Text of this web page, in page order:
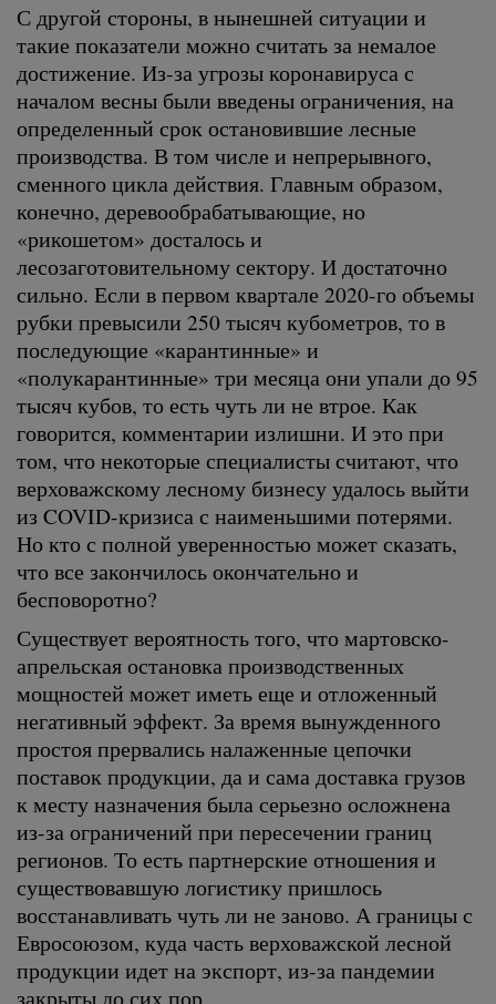
С другой стороны, в нынешней ситуации и
такие показатели можно считать за немалое
достижение. Из-за угрозы коронавируса с
началом весны были введены ограничения, на
определенный срок остановившие лесные
производства. В том числе и непрерывного,
сменного цикла действия. Главным образом,
конечно, деревообрабатывающие, но
«рикошетом» досталось и
лесозаготовительному сектору. И достаточно
сильно. Если в первом квартале 2020-го объемы
рубки превысили 250 тысяч кубометров, то в
последующие «карантинные» и
«полукарантинные» три месяца они упали до 95
тысяч кубов, то есть чуть ли не втрое. Как
говорится, комментарии излишни. И это при
том, что некоторые специалисты считают, что
верховажскому лесному бизнесу удалось выйти
из COVID-кризиса с наименьшими потерями.
Но кто с полной уверенностью может сказать,
что все закончилось окончательно и
бесповоротно?
Существует вероятность того, что мартовско-
апрельская остановка производственных
мощностей может иметь еще и отложенный
негативный эффект. За время вынужденного
простоя прервались налаженные цепочки
поставок продукции, да и сама доставка грузов
к месту назначения была серьезно осложнена
из-за ограничений при пересечении границ
регионов. То есть партнерские отношения и
существовавшую логистику пришлось
восстанавливать чуть ли не заново. А границы с
Евросоюзом, куда часть верховажской лесной
продукции идет на экспорт, из-за пандемии
закрыты до сих пор.